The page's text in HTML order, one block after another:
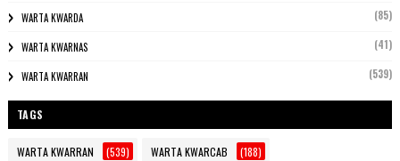
WARTA KWARDA (85)
WARTA KWARNAS (41)
WARTA KWARRAN (539)
TAGS
WARTA KWARRAN (539) WARTA KWARCAB (188)